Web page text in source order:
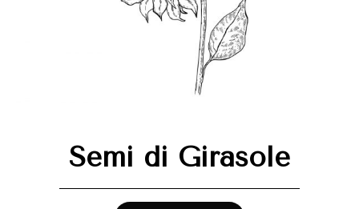
Semi di Girasole